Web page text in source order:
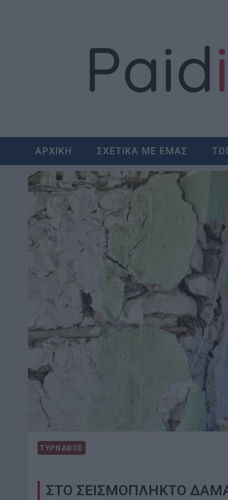
ΑΡΧΙΚΗ ΣΧΕΤΙΚΑ ΜΕ ΕΜΑΣ
ΤΥΡΝΑΒΟΣ
ΣΤΟ ΣΕΙΣΜΟΠΛΗΚΤΟ